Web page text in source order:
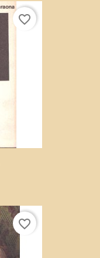
favorite_border
favorite_border